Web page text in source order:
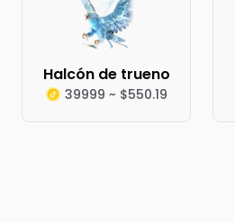
Halcón de trueno
39999 ~ $550.19